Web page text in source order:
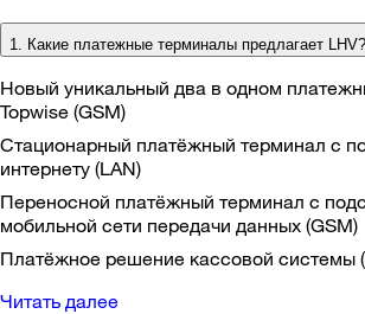
1. Какие платежные терминалы предлагает LHV?
Новый уникальный два в одном
Topwise (GSM)
Стационарный платёжный терминал с
интернету (LAN)
Переносной платёжный терминал с
мобильной сети передачи данных (GSM)
Платёжное решение кассовой системы
Читать далее